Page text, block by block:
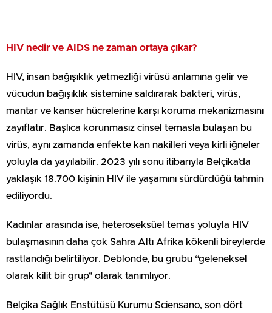
HIV nedir ve AIDS ne zaman ortaya çıkar?
HIV, insan bağışıklık yetmezliği virüsü anlamına gelir ve
vücudun bağışıklık sistemine saldırarak bakteri, virüs,
mantar ve kanser hücrelerine karşı koruma mekanizmasını
zayıflatır. Başlıca korunmasız cinsel temasla bulaşan bu
virüs, aynı zamanda enfekte kan nakilleri veya kirli iğneler
yoluyla da yayılabilir. 2023 yılı sonu itibarıyla Belçika’da
yaklaşık 18.700 kişinin HIV ile yaşamını sürdürdüğü tahmin
ediliyordu.
Kadınlar arasında ise, heteroseksüel temas yoluyla HIV
bulaşmasının daha çok Sahra Altı Afrika kökenli bireylerde
rastlandığı belirtiliyor. Deblonde, bu grubu “geleneksel
olarak kilit bir grup” olarak tanımlıyor.
Belçika Sağlık Enstütüsü Kurumu Sciensano, son dört